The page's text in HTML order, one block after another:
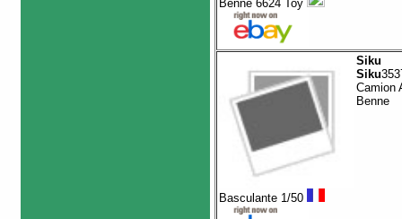
Benne 6624 Toy
Siku
Siku
Camion
Benne
Basculante 1/50